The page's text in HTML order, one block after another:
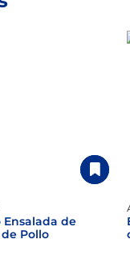
Ensalada de
Pollo